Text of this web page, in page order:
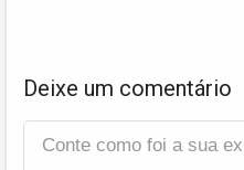
Deixe um comentário